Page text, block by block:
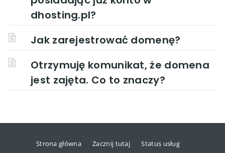
dhosting.pl?
Jak zarejestrować domenę?
Otrzymuję komunikat, że domena
jest zajęta. Co to znaczy?
Strona główna Zacznij tutaj Status usług